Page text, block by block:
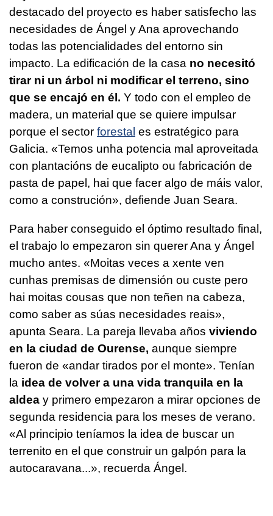
destacado del proyecto es haber satisfecho las
necesidades de Ángel y Ana aprovechando
todas las potencialidades del entorno sin
impacto. La edificación de la casa no necesitó
tirar ni un árbol ni modificar el terreno, sino
que se encajó en él. Y todo con el empleo de
madera, un material que se quiere impulsar
porque el sector forestal es estratégico para
Galicia. «Temos unha potencia mal aproveitada
con plantacións de eucalipto ou fabricación de
pasta de papel, hai que facer algo de máis valor,
como a construción», defiende Juan Seara.
Para haber conseguido el óptimo resultado final,
el trabajo lo empezaron sin querer Ana y Ángel
mucho antes. «Moitas veces a xente ven
cunhas premisas de dimensión ou custe pero
hai moitas cousas que non teñen na cabeza,
como saber as súas necesidades reais»,
apunta Seara. La pareja llevaba años viviendo
en la ciudad de Ourense, aunque siempre
fueron de «andar tirados por el monte». Tenían
la idea de volver a una vida tranquila en la
aldea y primero empezaron a mirar opciones de
segunda residencia para los meses de verano.
«Al principio teníamos la idea de buscar un
terrenito en el que construir un galpón para la
autocaravana...», recuerda Ángel.